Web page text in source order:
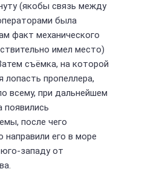
(якобы связь между
была
факт механического
имел место)
съёмка, на которой
лопасть пропеллера,
всему, при дальнейшем
появились
после чего
его в море
западу от